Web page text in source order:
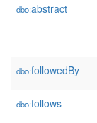
dbo:abstract
dbo:followedBy
dbo:follows